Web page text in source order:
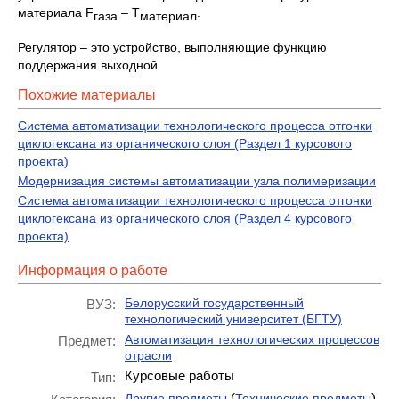
материала Fгаза – Тматериал
Регулятор – это устройство, выполняющие функцию
поддержания выходной
Похожие материалы
Система автоматизации технологического процесса отгонки
циклогексана из органического слоя (Раздел 1 курсового
проекта)
Модернизация системы автоматизации узла полимеризации
Система автоматизации технологического процесса отгонки
циклогексана из органического слоя (Раздел 4 курсового
проекта)
Информация о работе
ВУЗ:
Белорусский государственный
технологический университет (БГТУ)
Предмет:
Автоматизация технологических процессов
отрасли
Тип:
Курсовые работы